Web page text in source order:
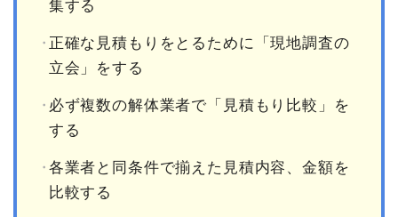
集する
正確な見積もりをとるために「現地調査の
立会」をする
必ず複数の解体業者で「見積もり比較」を
する
各業者と同条件で揃えた見積内容、金額を
比較する